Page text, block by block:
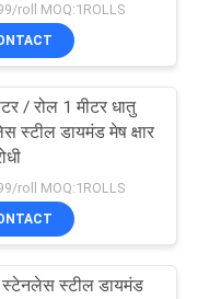
roll MOQ:1ROLLS
/ रोल 1 मीटर धातु
स्टील डायमंड मेष क्षार
roll MOQ:1ROLLS
स्टील डायमंड